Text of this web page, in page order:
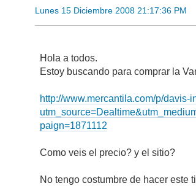
Lunes 15 Diciembre 2008 21:17:36 PM
Hola a todos.
Estoy buscando para comprar la
http://www.mercantila.com/p/
paign=1871112
Como veis el precio? y el sitio?
No tengo costumbre de hacer este